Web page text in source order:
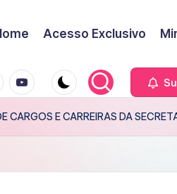
Acesso Exclusivo
youtube.com
CARGOS E CARREIRAS DA